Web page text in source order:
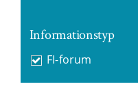
Informationstyp
FI-forum